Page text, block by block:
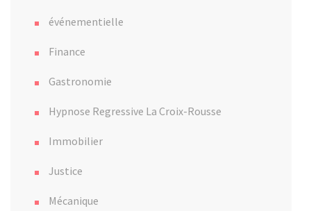
événementielle
Finance
Gastronomie
Hypnose Regressive La Croix-Rousse
Immobilier
Justice
Mécanique